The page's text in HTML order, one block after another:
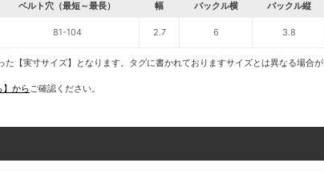
ベルト穴（最短～最長） 幅 バックル横 バックル縦
81-104 2.7 6 3.8
た【実寸サイズ】となります。タグに書かれておりますサイズとは異なる場合が
】からご確認ください。